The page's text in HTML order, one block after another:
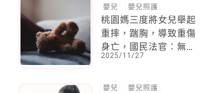
嬰兒 嬰兒照護
桃園媽三度將女兒舉起
重摔，踹胸，導致重傷
身亡，國民法官：無從
減輕刑度，反更需嚴厲
2025/11/27
嬰兒 嬰兒照護